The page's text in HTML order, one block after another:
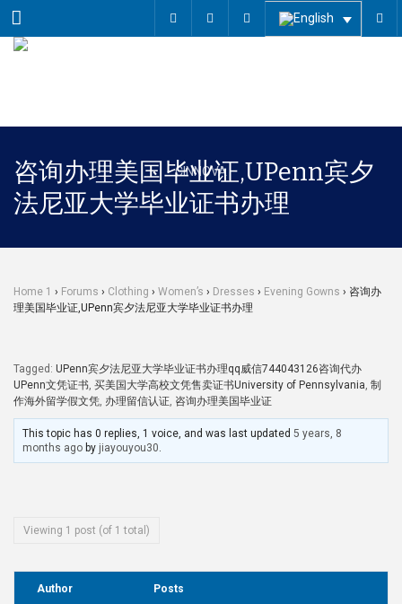
Menu
咨询办理美国毕业证,UPenn宾夕
法尼亚大学毕业证书办理
Home 1 › Forums › Clothing › Women’s › Dresses › Evening Gowns › 咨询办
理美国毕业证,UPenn宾夕法尼亚大学毕业证书办理
Tagged: UPenn宾夕法尼亚大学毕业证书办理qq威信744043126咨询代办
UPenn文凭证书, 买美国大学高校文凭售卖证书University of Pennsylvania, 制
作海外留学假文凭, 办理留信认证, 咨询办理美国毕业证
This topic has 0 replies, 1 voice, and was last updated5 years, 8
months ago by jiayouyou30.
Viewing 1 post (of 1 total)
Author Posts